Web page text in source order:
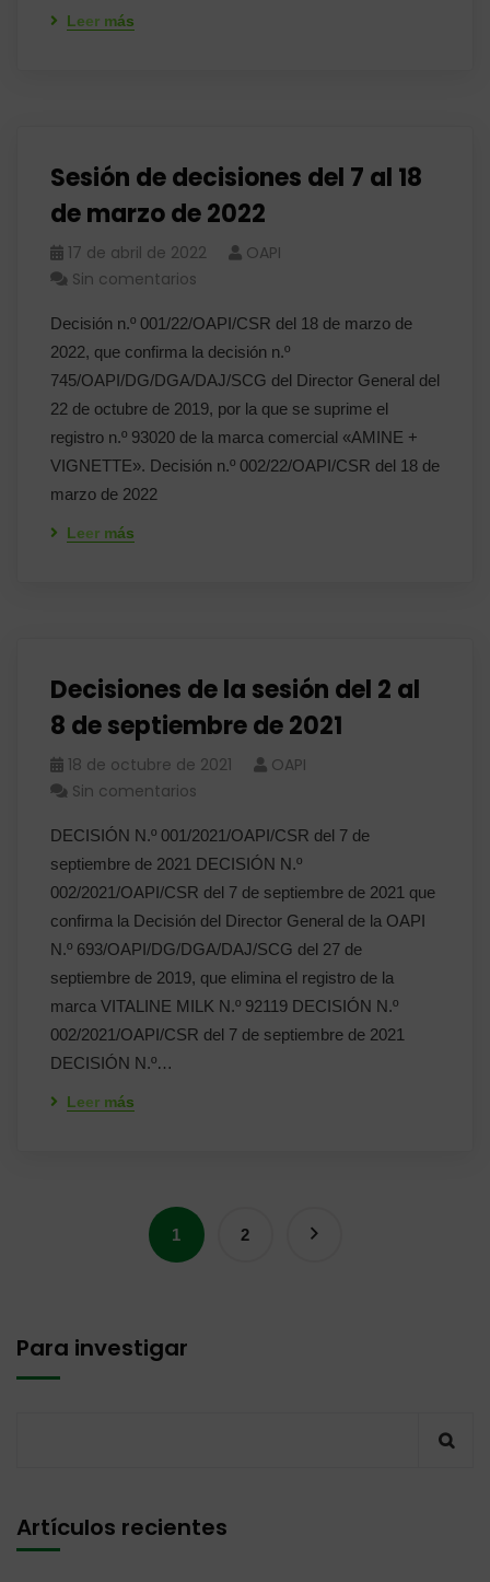
Leer más
Sesión de decisiones del 7 al 18
de marzo de 2022
17 de abril de 2022
OAPI
Sin comentarios
Decisión n.º 001/22/OAPI/CSR del 18 de marzo de
2022, que confirma la decisión n.º
745/OAPI/DG/DGA/DAJ/SCG del Director General del
22 de octubre de 2019, por la que se suprime el
registro n.º 93020 de la marca comercial «AMINE +
VIGNETTE». Decisión n.º 002/22/OAPI/CSR del 18 de
marzo de 2022
Leer más
Decisiones de la sesión del 2 al
8 de septiembre de 2021
18 de octubre de 2021
OAPI
Sin comentarios
DECISIÓN N.º 001/2021/OAPI/CSR del 7 de
septiembre de 2021 DECISIÓN N.º
002/2021/OAPI/CSR del 7 de septiembre de 2021 que
confirma la Decisión del Director General de la OAPI
N.º 693/OAPI/DG/DGA/DAJ/SCG del 27 de
septiembre de 2019, que elimina el registro de la
marca VITALINE MILK N.º 92119 DECISIÓN N.º
002/2021/OAPI/CSR del 7 de septiembre de 2021
DECISIÓN N.º…
Leer más
1 2
Para investigar
Artículos recientes